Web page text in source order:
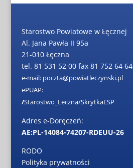
Starostwo Powiatowe w Łęcznej
Al. Jana Pawła II 95a
21-010 Łęczna
tel. 81 531 52 00 fax 81 752 64 64
e-mail: poczta@powiatleczynski.pl
ePUAP:
/Starostwo_Leczna/SkrytkaESP
Adres e-Doręczeń:
AE:PL-14084-74207-RDEUU-26
RODO
Polityka prywatności